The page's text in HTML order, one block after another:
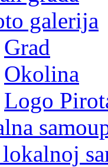
galerija
Grad
Okolina
Logo